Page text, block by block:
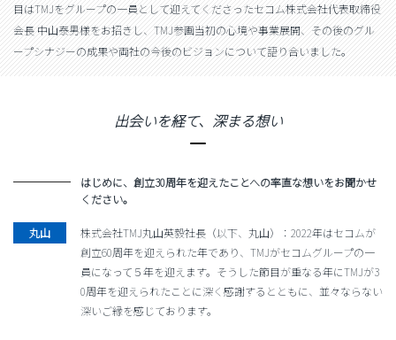
目はTMJをグループの一員として迎えてくださったセコム株式会社代表取締役
会長 中山泰男様をお招きし、TMJ参画当初の心境や事業展開、その後のグル
ープシナジーの成果や両社の今後のビジョンについて語り合いました。
出会いを経て、深まる想い
はじめに、創立30周年を迎えたことへの率直な想いをお聞かせ
ください。
株式会社TMJ丸山英毅社長（以下、丸山）：2022年はセコムが
創立60周年を迎えられた年であり、TMJがセコムグループの一
員になって５年を迎えます。そうした節目が重なる年にTMJが3
0周年を迎えられたことに深く感謝するとともに、並々ならない
深いご縁を感じております。